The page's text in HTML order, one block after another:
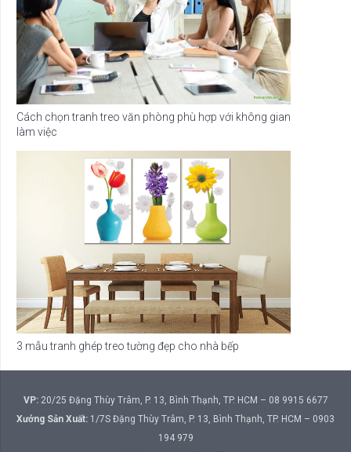
Cách chọn tranh treo văn phòng phù hợp với không gian
làm việc
3 mẫu tranh ghép treo tường đẹp cho nhà bếp
VP:20/25 Đặng Thùy Trâm, P. 13, Bình Thạnh, TP. HCM – 08 9915 6677
Xưởng Sản Xuất: 1/7S Đặng Thùy Trâm, P. 13, Bình Thạnh, TP. HCM – 0903
194 979